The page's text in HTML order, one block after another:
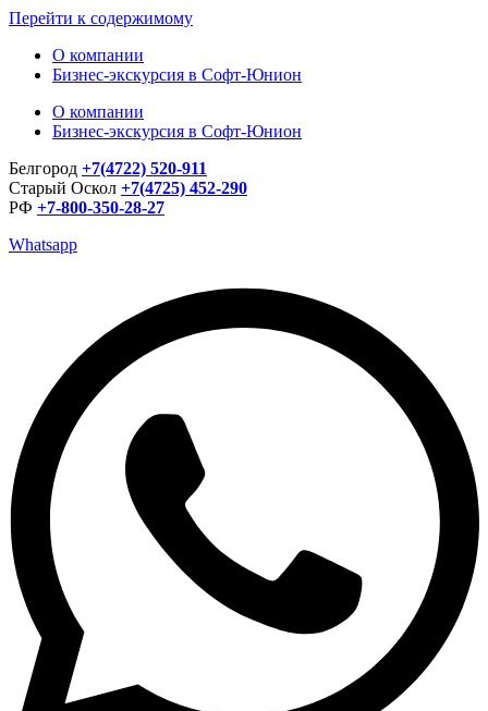
Перейти к содержимому
О компании
Бизнес-экскурсия в Софт-Юнион
О компании
Бизнес-экскурсия в Софт-Юнион
Белгород +7(4722) 520-911
Старый Оскол +7(4725) 452-290
РФ +7-800-350-28-27
Whatsapp